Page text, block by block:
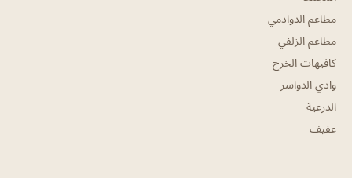
مطاعم الدوادمي
مطاعم الزلفي
كافيهات الخرج
وادي الدواسر
الدرعية
عفيف